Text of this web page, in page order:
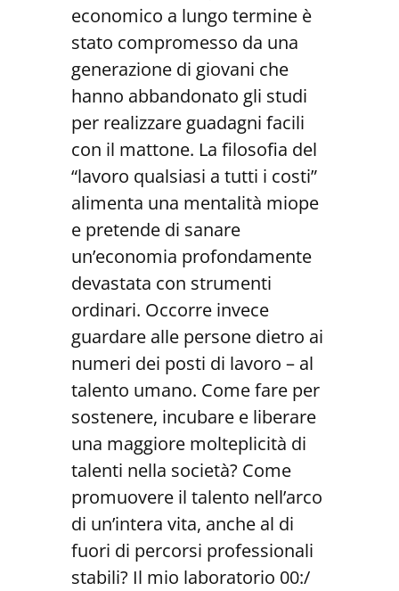
economico a lungo termine è
stato compromesso da una
generazione di giovani che
hanno abbandonato gli studi
per realizzare guadagni facili
con il mattone. La filosofia del
“lavoro qualsiasi a tutti i costi”
alimenta una mentalità miope
e pretende di sanare
un’economia profondamente
devastata con strumenti
ordinari. Occorre invece
guardare alle persone dietro ai
numeri dei posti di lavoro – al
talento umano. Come fare per
sostenere, incubare e liberare
una maggiore molteplicità di
talenti nella società? Come
promuovere il talento nell’arco
di un’intera vita, anche al di
fuori di percorsi professionali
stabili? Il mio laboratorio 00:/